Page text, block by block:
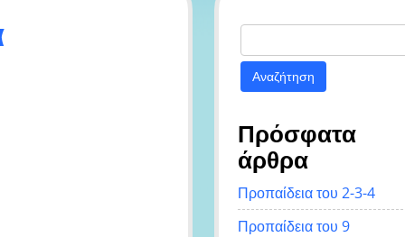
Αναζήτηση
Πρόσφατα
άρθρα
Προπαίδεια του 2-3-4
Προπαίδεια του 9